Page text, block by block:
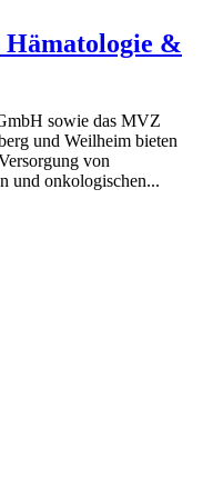
&
sowie das MVZ
und Weilheim bieten
von
und onkologischen...